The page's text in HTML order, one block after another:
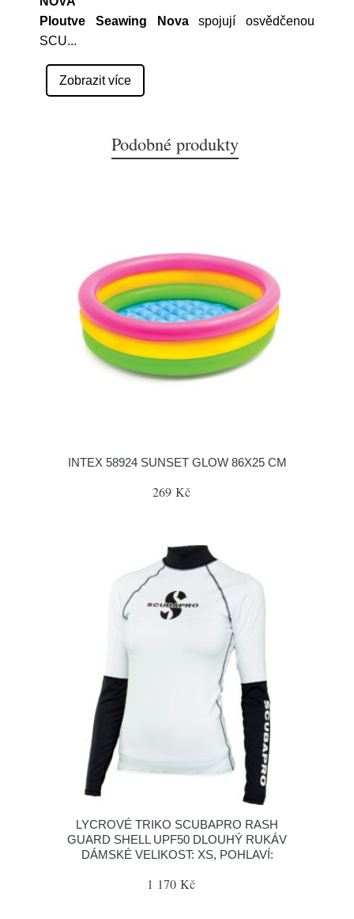
Ploutve Seawing Nova
spojují osvědčenou
SCU...
Zobrazit více
Podobné produkty
INTEX 58924 SUNSET GLOW 86X25 CM
269 Kč
LYCROVÉ TRIKO SCUBAPRO RASH
GUARD SHELL UPF50 DLOUHÝ RUKÁV
DÁMSKÉ VELIKOST: XS, POHLAVÍ:
1 170 Kč